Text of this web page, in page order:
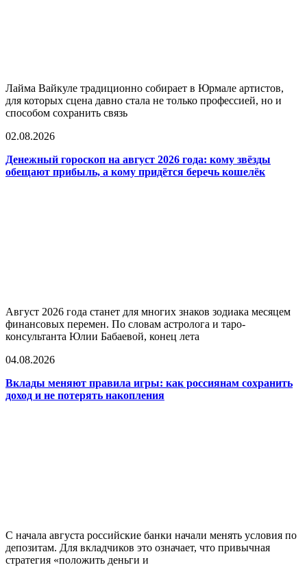
Лайма Вайкуле традиционно собирает в Юрмале артистов,
для которых сцена давно стала не только профессией, но и
способом сохранить связь
02.08.2026
Денежный гороскоп на август 2026 года: кому звёзды
обещают прибыль, а кому придётся беречь кошелёк
Август 2026 года станет для многих знаков зодиака месяцем
финансовых перемен. По словам астролога и таро-
консультанта Юлии Бабаевой, конец лета
04.08.2026
Вклады меняют правила игры: как россиянам сохранить
доход и не потерять накопления
С начала августа российские банки начали менять условия по
депозитам. Для вкладчиков это означает, что привычная
стратегия «положить деньги и